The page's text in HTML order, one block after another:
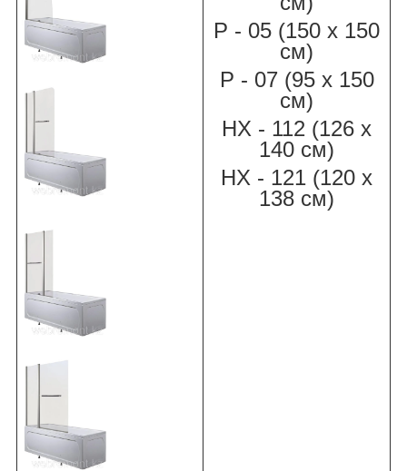
Р - 05 (150 х 150
см)
Р - 07 (95 х 150
см)
НХ - 112 (126 х
140 см)
НХ - 121 (120 х
138 см)